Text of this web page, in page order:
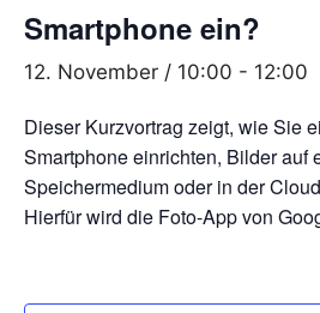
Smartphone ein?
12. November / 10:00 - 12:00
Dieser Kurzvortrag zeigt, wie Sie
Smartphone einrichten, Bilder auf
Speichermedium oder in der
Hierfür wird die Foto-App von